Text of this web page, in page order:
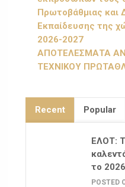
Πρωτοβάθμιας και
Εκπαίδευσης της
2026-2027
ΑΠΟΤΕΛΕΣΜΑΤΑ
ΤΕΧΝΙΚΟΥ
Recent Popular
ΕΛΟΤ:
το 2026
POSTED